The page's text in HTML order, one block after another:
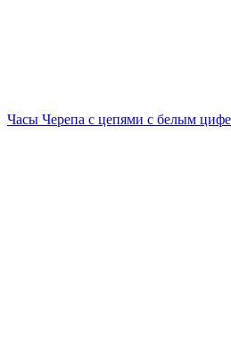
Часы Черепа с цепями с белым